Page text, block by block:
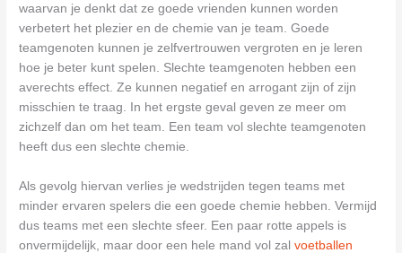
waarvan je denkt dat ze goede vrienden kunnen worden
verbetert het plezier en de chemie van je team. Goede
teamgenoten kunnen je zelfvertrouwen vergroten en je leren
hoe je beter kunt spelen. Slechte teamgenoten hebben een
averechts effect. Ze kunnen negatief en arrogant zijn of zijn
misschien te traag. In het ergste geval geven ze meer om
zichzelf dan om het team. Een team vol slechte teamgenoten
heeft dus een slechte chemie.
Als gevolg hiervan verlies je wedstrijden tegen teams met
minder ervaren spelers die een goede chemie hebben. Vermijd
dus teams met een slechte sfeer. Een paar rotte appels is
onvermijdelijk, maar door een hele mand vol zalvoetballen